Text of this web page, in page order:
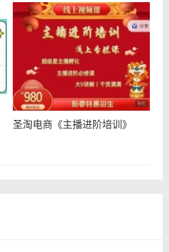
圣淘电商《主播进阶培训》